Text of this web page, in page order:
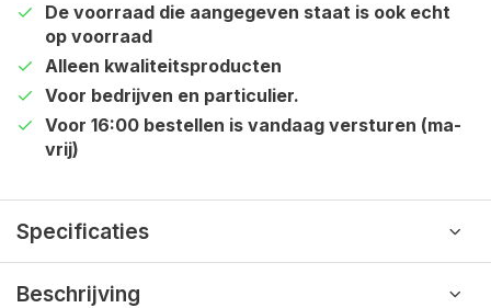
De voorraad die aangegeven staat is ook echt
op voorraad
Alleen kwaliteitsproducten
Voor bedrijven en particulier.
Voor 16:00 bestellen is vandaag versturen (ma-
vrij)
Specificaties
Beschrijving